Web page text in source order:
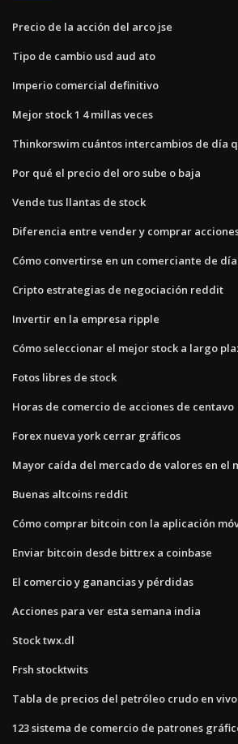
Precio de la acción del arco jse
Tipo de cambio usd aud ato
Imperio comercial definitivo
Mejor stock 1 4 millas veces
Thinkorswim cuántos intercambios de día
Por qué el precio del oro sube o baja
Vende tus llantas de stock
Diferencia entre vender y comprar
Cómo convertirse en un comerciante de día
Cripto estrategias de negociación reddit
Invertir en la empresa ripple
Cómo seleccionar el mejor stock a largo
Fotos libres de stock
Horas de comercio de acciones de centavo
Forex nueva york cerrar gráficos
Mayor caída del mercado de valores en el
Buenas altcoins reddit
Cómo comprar bitcoin con la aplicación
Enviar bitcoin desde bittrex a coinbase
El comercio y ganancias y pérdidas
Acciones para ver esta semana india
Stock twx.dl
Frsh stocktwits
Tabla de precios del petróleo crudo en
123 sistema de comercio de patrones